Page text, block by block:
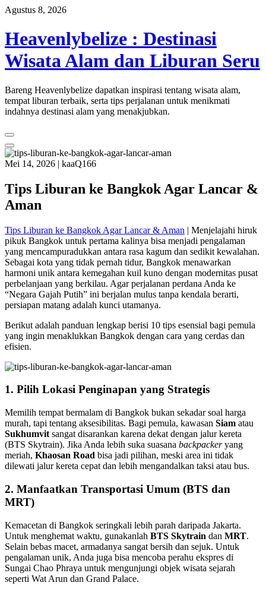
Skip
content
Agustus 8, 2026
Heavenlybelize : Destinasi
Wisata Alam dan Liburan Seru
Bareng Heavenlybelize dapatkan inspirasi tentang wisata alam,
tempat liburan terbaik, serta tips perjalanan untuk menikmati
indahnya destinasi alam yang menakjubkan.
Mei 14, 2026 | kaaQ166
Tips Liburan ke Bangkok Agar Lancar &
Aman
Tips Liburan ke Bangkok Agar Lancar & Aman | Menjelajahi hiruk
pikuk Bangkok untuk pertama kalinya bisa menjadi pengalaman
yang mencampuradukkan antara rasa kagum dan sedikit kewalahan.
Sebagai kota yang tidak pernah tidur, Bangkok menawarkan
harmoni unik antara kemegahan kuil kuno dengan modernitas pusat
perbelanjaan yang berkilau. Agar perjalanan perdana Anda ke
“Negara Gajah Putih” ini berjalan mulus tanpa kendala berarti,
persiapan matang adalah kunci utamanya.
Berikut adalah panduan lengkap berisi 10 tips esensial bagi pemula
yang ingin menaklukkan Bangkok dengan cara yang cerdas dan
efisien.
1. Pilih Lokasi Penginapan yang Strategis
Memilih tempat bermalam di Bangkok bukan sekadar soal harga
murah, tapi tentang aksesibilitas. Bagi pemula, kawasan Siam atau
Sukhumvit sangat disarankan karena dekat dengan jalur kereta
(BTS Skytrain). Jika Anda lebih suka suasana backpackeryang
meriah, Khaosan Road bisa jadi pilihan, meski area ini tidak
dilewati jalur kereta cepat dan lebih mengandalkan taksi atau bus.
2. Manfaatkan Transportasi Umum (BTS dan
MRT)
Kemacetan di Bangkok seringkali lebih parah daripada Jakarta.
Untuk menghemat waktu, gunakanlah BTS Skytrain dan MRT.
Selain bebas macet, armadanya sangat bersih dan sejuk. Untuk
pengalaman unik, Anda juga bisa mencoba perahu ekspres di
Sungai Chao Phraya untuk mengunjungi objek wisata sejarah
seperti Wat Arun dan Grand Palace.